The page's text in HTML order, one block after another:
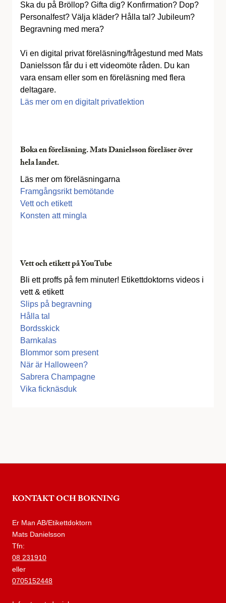
Ska du på Bröllop? Gifta dig? Konfirmation? Dop?
Personalfest? Välja kläder? Hålla tal? Jubileum?
Begravning med mera?
Vi en digital privat föreläsning/frågestund med Mats
Danielsson får du i ett videomöte råden. Du kan
vara ensam eller som en föreläsning med flera
deltagare.
Läs mer om en digitalt privatlektion
Boka en föreläsning. Mats Danielsson föreläser över
hela landet.
Läs mer om föreläsningarna
Framgångsrikt bemötande
Vett och etikett
Konsten att mingla
Vett och etikett på YouTube
Bli ett proffs på fem minuter! Etikettdoktorns videos i
vett & etikett
Slips på begravning
Hålla tal
Bordsskick
Barnkalas
Blommor som present
När är Halloween?
Sabrera Champagne
Vika ficknäsduk
KONTAKT OCH BOKNING
Er Man AB/Etikettdoktorn
Mats Danielsson
Tfn:
08 231910
eller
0705152448